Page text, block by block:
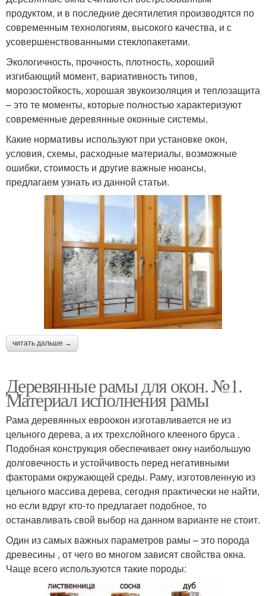
продуктом, и в последние десятилетия производятся по
современным технологиям, высокого качества, и с
усовершенствованными стеклопакетами.
Экологичность, прочность, плотность, хороший
изгибающий момент, вариативность типов,
морозостойкость, хорошая звукоизоляция и теплозащита
– это те моменты, которые полностью характеризуют
современные деревянные оконные системы.
Какие нормативы используют при установке окон,
условия, схемы, расходные материалы, возможные
ошибки, стоимость и другие важные нюансы,
предлагаем узнать из данной статьи.
читать дальше →
Деревянные рамы для окон. №1.
Материал исполнения рамы
Рама деревянных евроокон изготавливается не из
цельного дерева, а их трехслойного клееного бруса .
Подобная конструкция обеспечивает окну наибольшую
долговечность и устойчивость перед негативными
факторами окружающей среды. Раму, изготовленную из
цельного массива дерева, сегодня практически не найти,
но если вдруг кто-то предлагает подобное, то
останавливать свой выбор на данном варианте не стоит.
Один из самых важных параметров рамы – это порода
древесины , от чего во многом зависят свойства окна.
Чаще всего используются такие породы: